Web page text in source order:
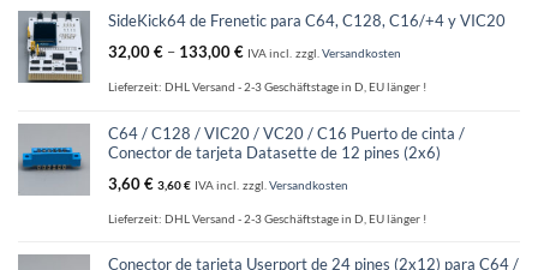
SideKick64 de Frenetic para C64, C128, C16/+4 y VIC20
32,00€ – 133,00€ IVA incl. zzgl. Versandkosten
Lieferzeit: DHL Versand - 2-3 Geschäftstage in D, EU länger !
C64 / C128 / VIC20 / VC20 / C16 Puerto de cinta /
Conector de tarjeta Datasette de 12 pines (2x6)
3,60€ 3,60€ IVA incl. zzgl. Versandkosten
Lieferzeit: DHL Versand - 2-3 Geschäftstage in D, EU länger !
Conector de tarjeta Userport de 24 pines (2x12) para C64 /